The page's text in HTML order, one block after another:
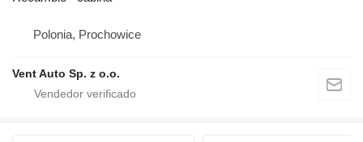
Polonia, Prochowice
Vent Auto Sp. z o.o.